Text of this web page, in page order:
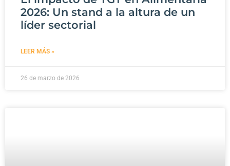
2026: Un stand a la altura de un
líder sectorial
LEER MÁS »
26 de marzo de 2026